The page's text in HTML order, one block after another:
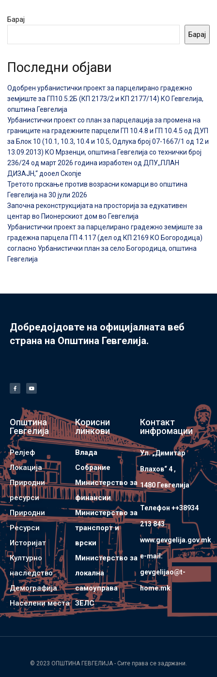
Барај
Барај
Последни објави
Одобрен урбанистички проект за парцелирано градежно
земјиште за ГП10.5.2Б (КП 2173/2 и КП 2177/14) КО Гевгелија,
општина Гевгелија
Урбанистички проект со план за парцелација за промена на
границите на градежните парцели ГП 10.4.8 и ГП 10.4.5 од ДУП
за Блок 10 (10.1, 10.3, 10.4 и 10.5, Одлука број 07-1667/1 од 12 и
13.09.2013) КО Мрзенци, општина Гевгелија со технички број
236/24 од март 2026 година изработен од ДПУ,,ПЛАН
ДИЗАЈН,“ дооел Скопје
Третото прскање против возрасни комарци во општина
Гевгелија на 30 јули 2026
Започна реконструкцијата на просторија за едукативен
центар во Пионерскиот дом во Гевгелија
Урбанистички проект за парцелирано градежно земјиште за
градежна парцела ГП 4.117 (дел од КП 2169 КО Богородица)
согласно Урбанистички план за село Богородица, општина
Гевгелија
Добредојдовте на официјалната веб
страна на Општина Гевгелија.
Општина
Гевгелија
Релјеф
Локација
Природни
ресурси
Природни
Ресурси
Историјат
Културно
наследство
Демографија
Населени места
Корисни
линкови
Влада
Собрание
Министерство за
финансии
Министерство за
транспорт и
врски
Министерство за
локална
самоуправа
ЗЕЛС
Контакт
инфромации
Ул. „Димитар
Влахов“ 4 ,
1480 Гевгелијa
Телефон ++38934
213 843
www.gevgelija.gov.mk
e-mail:
gevgelijao@t-
home.mk
© 2023 ОПШТИНА ГЕВГЕЛИЈА - Сите права се задржани.